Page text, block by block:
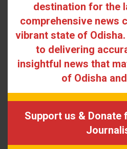
destination for the
comprehensive news
vibrant state of
to delivering
insightful news that
of Odisha
Support us & Donate